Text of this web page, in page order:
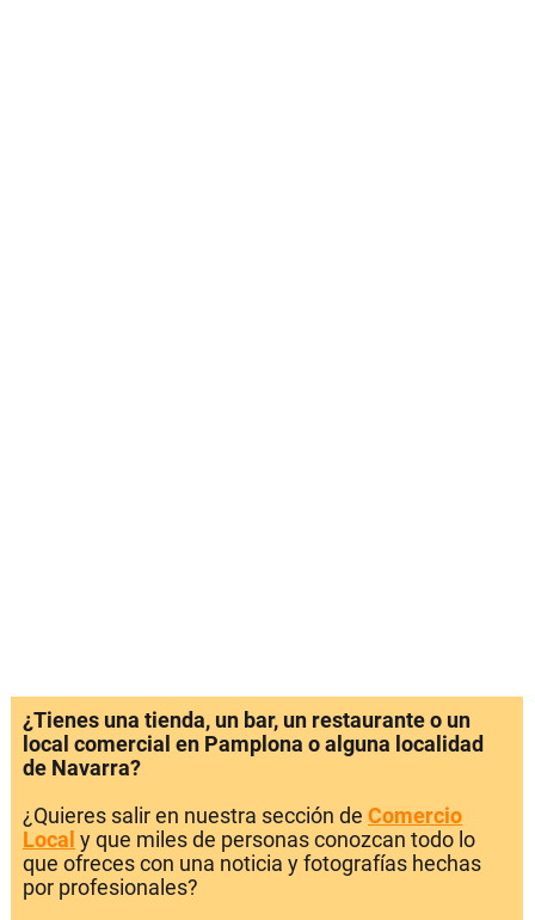
¿Tienes una tienda, un bar, un restaurante o un
local comercial en Pamplona o alguna localidad
de Navarra?
¿Quieres salir en nuestra sección de Comercio
Local y que miles de personas conozcan todo lo
que ofreces con una noticia y fotografías hechas
por profesionales?